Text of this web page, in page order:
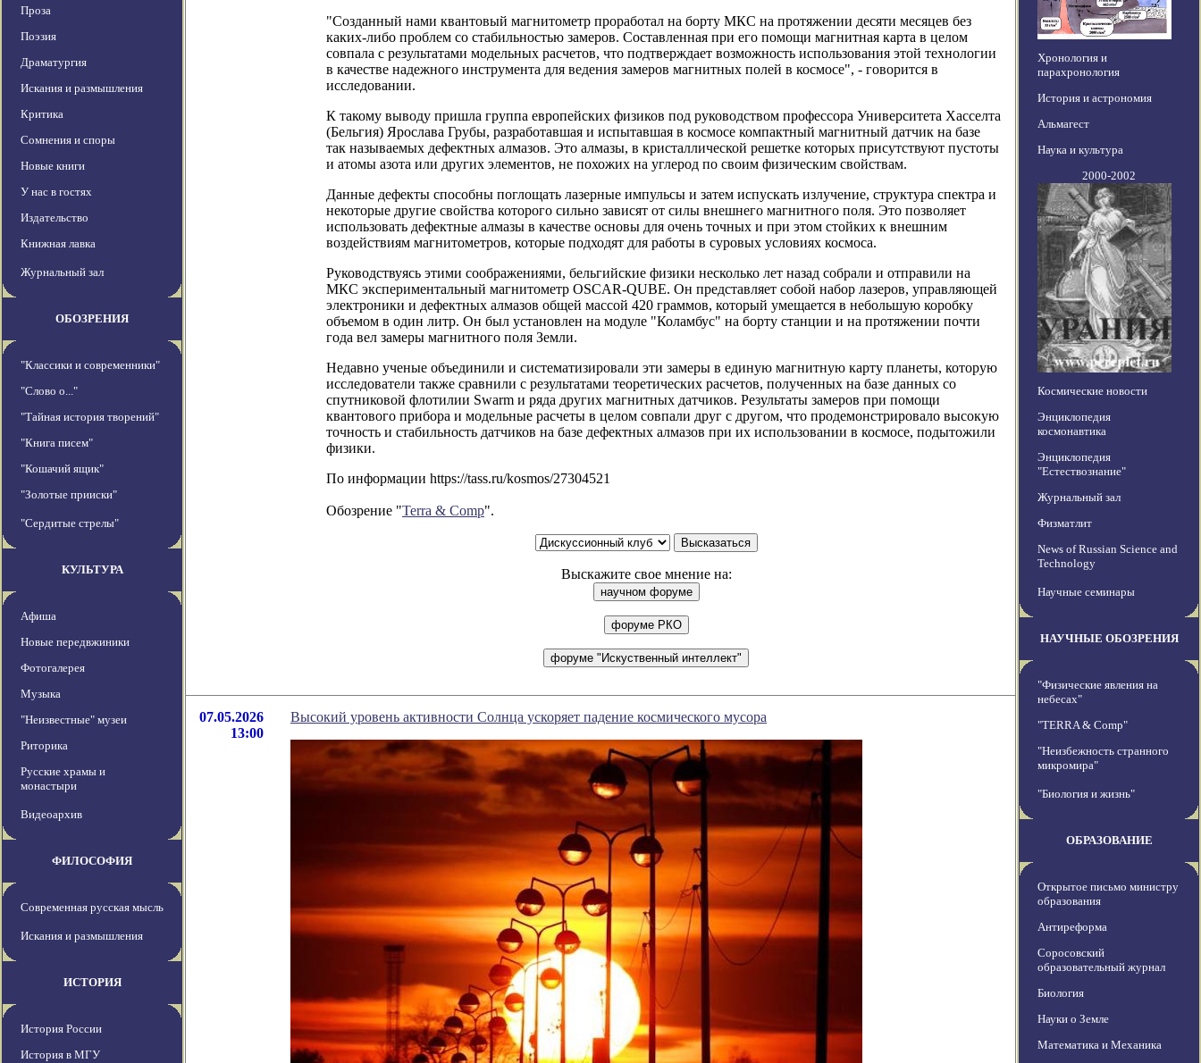
Проза
Поэзия
Драматургия
Искания и размышления
Критика
Сомнения и споры
Новые книги
У нас в гостях
Издательство
Книжная лавка
Журнальный зал
ОБОЗРЕНИЯ
"Классики и современники"
"Слово о..."
"Тайная история творений"
"Книга писем"
"Кошачий ящик"
"Золотые прииски"
"Сердитые стрелы"
КУЛЬТУРА
Афиша
Новые передвжиники
Фотогалерея
Музыка
"Неизвестные" музеи
Риторика
Русские храмы и
монастыри
Видеоархив
ФИЛОСОФИЯ
Современная русская мысль
Искания и размышления
ИСТОРИЯ
История России
История в МГУ
"Созданный нами квантовый магнитометр проработал на борту МКС на протяжении десяти месяцев без
каких-либо проблем со стабильностью замеров. Составленная при его помощи магнитная карта в целом
совпала с результатами модельных расчетов, что подтверждает возможность использования этой технологии
в качестве надежного инструмента для ведения замеров магнитных полей в космосе", - говорится в
исследовании.
К такому выводу пришла группа европейских физиков под руководством профессора Университета Хасселта
(Бельгия) Ярослава Грубы, разработавшая и испытавшая в космосе компактный магнитный датчик на базе
так называемых дефектных алмазов. Это алмазы, в кристаллической решетке которых присутствуют пустоты
и атомы азота или других элементов, не похожих на углерод по своим физическим свойствам.
Данные дефекты способны поглощать лазерные импульсы и затем испускать излучение, структура спектра и
некоторые другие свойства которого сильно зависят от силы внешнего магнитного поля. Это позволяет
использовать дефектные алмазы в качестве основы для очень точных и при этом стойких к внешним
воздействиям магнитометров, которые подходят для работы в суровых условиях космоса.
Руководствуясь этими соображениями, бельгийские физики несколько лет назад собрали и отправили на
МКС экспериментальный магнитометр OSCAR-QUBE. Он представляет собой набор лазеров, управляющей
электроники и дефектных алмазов общей массой 420 граммов, который умещается в небольшую коробку
объемом в один литр. Он был установлен на модуле "Коламбус" на борту станции и на протяжении почти
года вел замеры магнитного поля Земли.
Недавно ученые объединили и систематизировали эти замеры в единую магнитную карту планеты, которую
исследователи также сравнили с результатами теоретических расчетов, полученных на базе данных со
спутниковой флотилии Swarm и ряда других магнитных датчиков. Результаты замеров при помощи
квантового прибора и модельные расчеты в целом совпали друг с другом, что продемонстрировало высокую
точность и стабильность датчиков на базе дефектных алмазов при их использовании в космосе, подытожили
физики.
По информации https://tass.ru/kosmos/27304521
Обозрение "Terra & Comp".
Выскажите свое мнение на:
07.05.2026
13:00
Высокий уровень активности Солнца ускоряет падение космического мусора
Хронология и
парахронология
История и астрономия
Альмагест
Наука и культура
2000-2002
Космические новости
Энциклопедия
космонавтика
Энциклопедия
"Естествознание"
Журнальный зал
Физматлит
News of Russian Science and
Technology
Научные семинары
НАУЧНЫЕ ОБОЗРЕНИЯ
"Физические явления на
небесах"
"TERRA & Comp"
"Неизбежность странного
микромира"
"Биология и жизнь"
ОБРАЗОВАНИЕ
Открытое письмо министру
образования
Антиреформа
Соросовский
образовательный журнал
Биология
Науки о Земле
Математика и Механика